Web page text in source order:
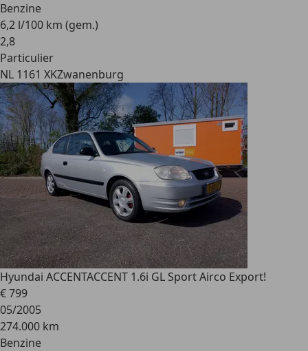
Benzine
6,2 l/100 km (gem.)
2,8
Particulier
NL 1161 XKZwanenburg
Hyundai ACCENTACCENT 1.6i GL Sport Airco Export!
€ 799
05/2005
274.000 km
Benzine